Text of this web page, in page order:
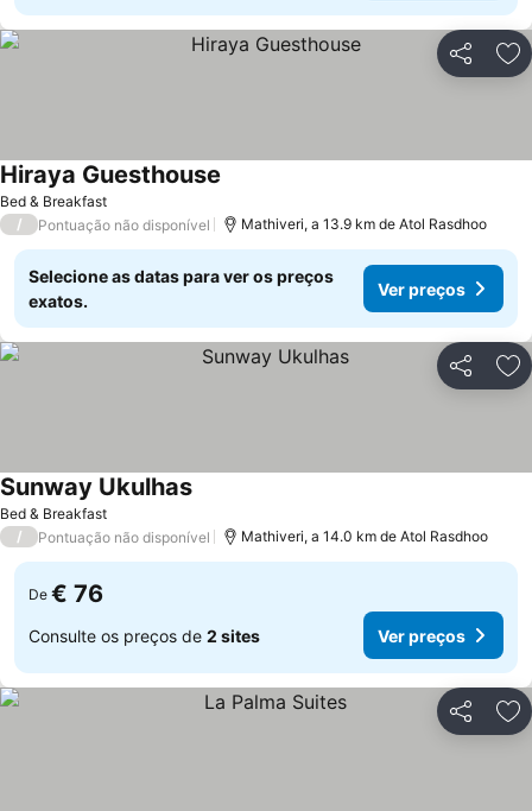
Partilhar
Bed & Breakfast
Hiraya Guesthouse
/ Pontuação não disponível Mathiveri, a 13.9 km de Atol Rasdhoo
Selecione as datas para ver os preços
exatos.
Ver preços
Partilhar
Bed & Breakfast
Sunway UkulhasVer preços
/ Pontuação não disponível Mathiveri, a 14.0 km de Atol Rasdhoo
De € 76
Consulte os preços de 2 sites Ver preços
Partilhar